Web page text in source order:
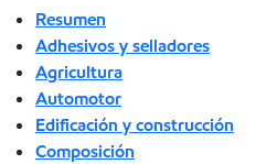
Resumen
Adhesivos y selladores
Agricultura
Automotor
Edificación y construcción
Composición